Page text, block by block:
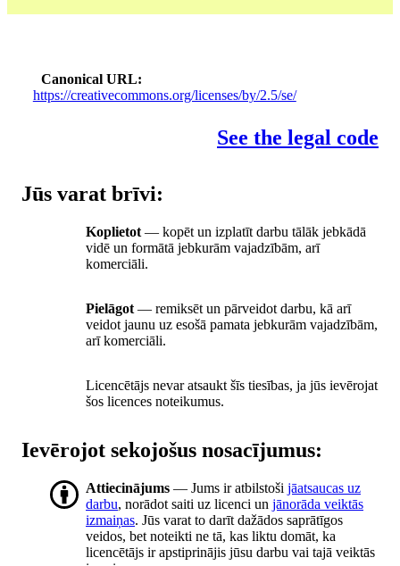
Canonical URL
https://creativecommons.org/licenses/by/2.5/se/
See the legal code
Jūs varat brīvi:
Koplietot — kopēt un izplatīt darbu tālāk jebkādā
vidē un formātā jebkurām vajadzībām, arī
komerciāli.
Pielāgot — remiksēt un pārveidot darbu, kā arī
veidot jaunu uz esošā pamata jebkurām vajadzībām,
arī komerciāli.
Licencētājs nevar atsaukt šīs tiesības, ja jūs ievērojat
šos licences noteikumus.
Ievērojot sekojošus nosacījumus:
Attiecinājums — Jums ir atbilstoši jāatsaucas uz
darbu, norādot saiti uz licenci un jānorāda veiktās
izmaiņas. Jūs varat to darīt dažādos saprātīgos
veidos, bet noteikti ne tā, kas liktu domāt, ka
licencētājs ir apstiprinājis jūsu darbu vai tajā veiktās